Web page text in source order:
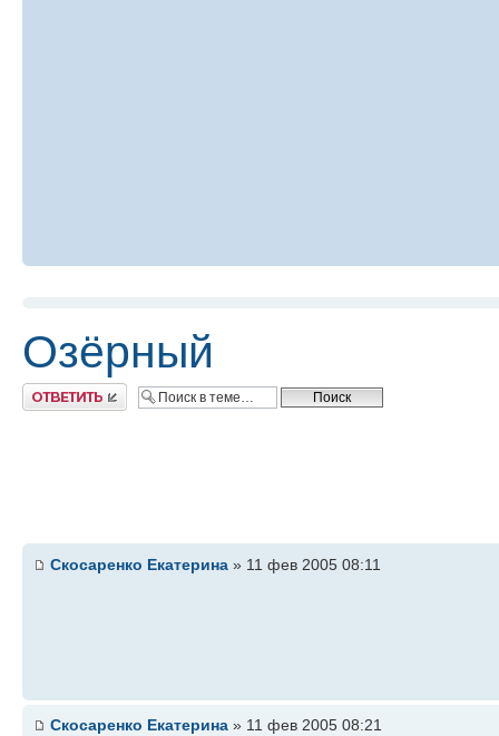
Озёрный
Ответить
Скосаренко Екатерина » 11 фев 2005 08:11
Скосаренко Екатерина » 11 фев 2005 08:21